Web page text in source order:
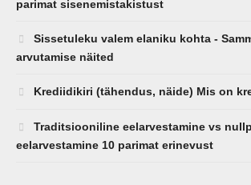
parimat sisenemistakistust
Sissetuleku valem elaniku kohta -
arvutamise näited
Krediidikiri (tähendus, näide) Mis on
Traditsiooniline eelarvestamine vs
eelarvestamine 10 parimat erinevust